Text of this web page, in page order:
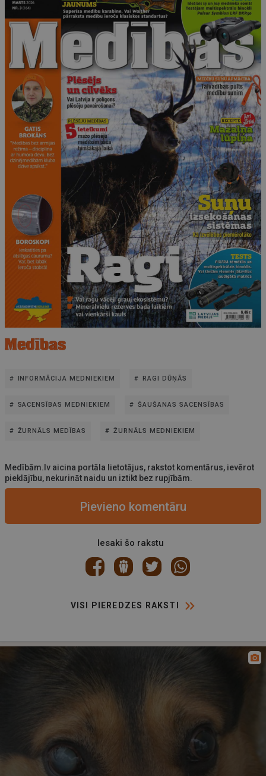
INFORMĀCIJA MEDNIEKIEM RAGI DŪŅĀS
SACENSĪBAS MEDNIEKIEM ŠAUŠANAS SACENSĪBAS
ŽURNĀLS MEDĪBAS ŽURNĀLS MEDNIEKIEM
Medībām.lv aicina portāla lietotājus, rakstot komentārus, ievērot
pieklājību, nekurināt naidu un iztikt bez rupjībām.
Pievieno komentāru
Iesaki šo rakstu
VISI PIEREDZES RAKSTI